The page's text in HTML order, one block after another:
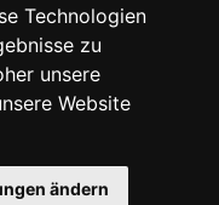
Technologien
zu
unsere
Website
ändern